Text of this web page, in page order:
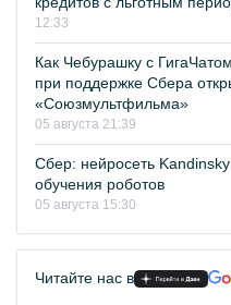
12:33
Как Чебурашку с
при поддержке Сбера
«Союзмультфильма»
05 августа 21:39
Сбер: нейросеть
обучения роботов
05 августа 15:30
Читайте нас в